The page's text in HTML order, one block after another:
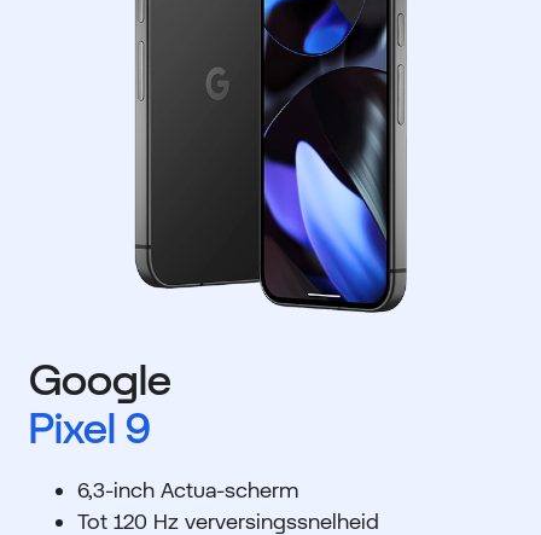
Google
Pixel 9
6,3-inch Actua-scherm
Tot 120 Hz verversingssnelheid